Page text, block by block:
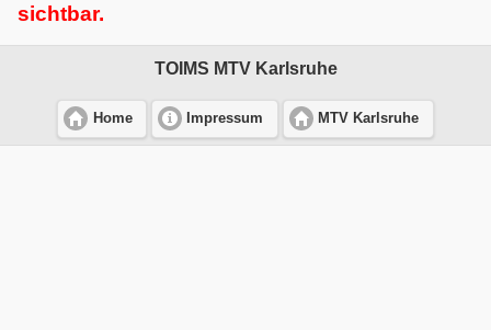
sichtbar.
TOIMS MTV Karlsruhe
Home Impressum MTV Karlsruhe